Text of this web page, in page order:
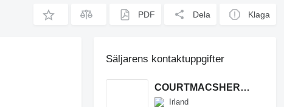
PDF Dela Klaga
Säljarens kontaktuppgifter
COURTMACSHERRY MACHINERY LTD
Irland